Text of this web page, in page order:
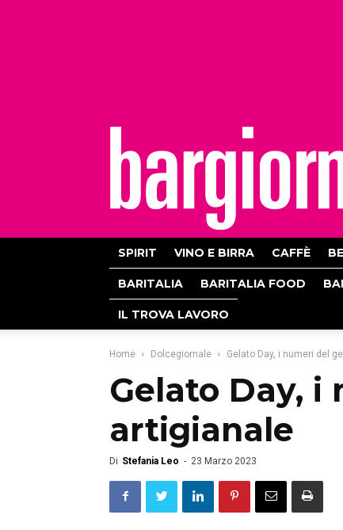
SPIRIT VINO E BIRRA CAFFÈ
BARITALIA BARITALIA FOOD
IL TROVA LAVORO
Home Dolcegiornale Gelato Day, i numeri del
Gelato Day, i
artigianale
Di Stefania Leo - 23 Marzo 2023